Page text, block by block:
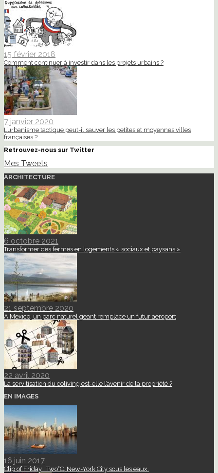
15 février 2018
Comment continuer à investir dans les projets urbains ?
7 janvier 2020
L’urbanisme tactique peut-il sauver les petites et moyennes villes
françaises ?
Retrouvez-nous sur Twitter
Mes Tweets
ARCHITECTURE
6 octobre 2021
Transformer des fermes en logements « sociaux et paysans »
21 septembre 2020
A Mexico, un parc naturel géant remplace un futur aéroport
22 avril 2020
La servitisation du coliving est-elle l’avenir de la propriété ?
EN IMAGES
16 juin 2017
Clip of Friday : Two°C, New-York City sous les eaux.